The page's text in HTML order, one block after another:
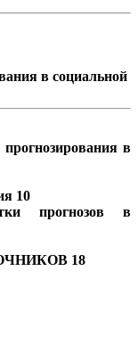
в социальной
в
10
прогнозов в
18